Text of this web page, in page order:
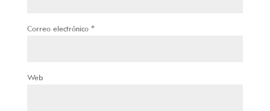
Correo electrónico *
Web